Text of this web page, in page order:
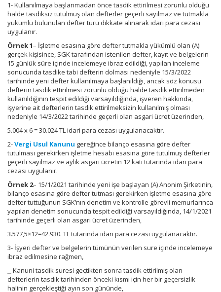
1- Kullanılmaya başlanmadan önce tasdik ettirilmesi zorunlu olduğu
halde tasdiksiz tutulmuş olan defterler geçerli sayılmaz ve tutmakla
yükümlü bulunulan defter türü dikkate alınarak idari para cezası
uygulanır.
Örnek 1– İşletme esasına göre defter tutmakla yükümlü olan (A)
gerçek kişisince, SGK tarafından istenilen defter, kayıt ve belgelerin
15 günlük süre içinde incelemeye ibraz edildiği, yapılan inceleme
sonucunda tasdike tabi defterin dolması nedeniyle 15/3/2022
tarihinde yeni defter kullanılmaya başlanıldığı, ancak söz konusu
defterin tasdik ettirilmesi zorunlu olduğu halde tasdik ettirilmeden
kullanıldığının tespit edildiği varsayıldığında, işveren hakkında,
işyerine ait defterlerin tasdik ettirilmeksizin kullanılmış olması
nedeniyle 14/3/2022 tarihinde geçerli olan asgari ücret üzerinden,
5.004 x 6 = 30.024 TL idari para cezası uygulanacaktır.
2-Vergi Usul Kanunu gereğince bilanço esasına göre defter
tutulması gerekirken işletme hesabı esasına göre tutulmuş defterler
geçerli sayılmaz ve aylık asgari ücretin 12 katı tutarında idari para
cezası uygulanır.
Örnek 2– 15/1/2021 tarihinde yeni işe başlayan (A) Anonim Şirketinin,
bilanço esasına göre defter tutması gerekirken işletme esasına göre
defter tuttuğunun SGK’nın denetim ve kontrolle görevli memurlarınca
yapılan denetim sonucunda tespit edildiği varsayıldığında, 14/1/2021
tarihinde geçerli olan asgari ücret üzerinden,
3.577,5×12=42.930. TL tutarında idari para cezası uygulanacaktır.
3- İşyeri defter ve belgelerin tümünün verilen sure içinde incelemeye
ibraz edilmesine rağmen,
⎯ Kanuni tasdik suresi geçtikten sonra tasdik ettirilmiş olan
defterlerin tasdik tarihinden önceki kısmı için her bir geçersizlik
halinin gerçekleştiği ayın son gününde,